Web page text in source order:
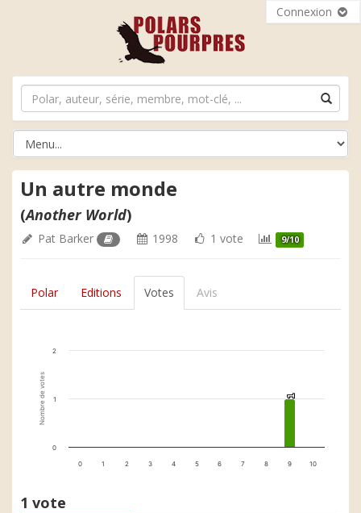
Connexion
Un autre monde
(Another World)
Pat Barker 1998 1 vote 9/10
Polar Editions Votes Avis
Nombre de votes 1
1
0 1 2 3 4 5 6 7 8 9 10
0
1
2
1 vote